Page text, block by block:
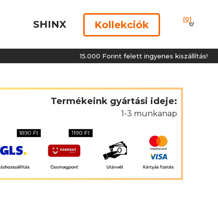
SHINX Kollekciók (0)
15.000 Forint felett ingyenes kiszállítás!
Termékeink gyártási ideje:
1-3 munkanap